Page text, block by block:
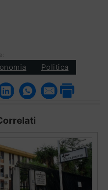
Politica